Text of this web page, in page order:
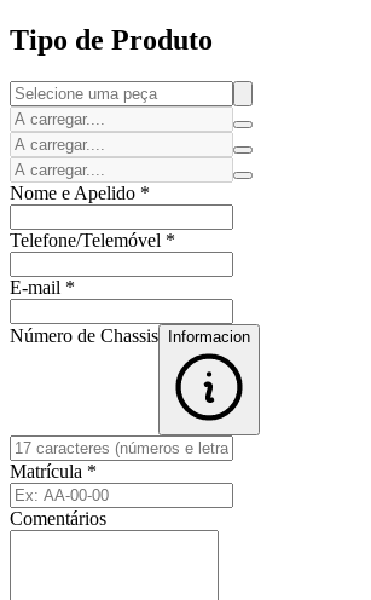
Tipo de Produto
Nome e Apelido *
Telefone/Telemóvel *
E-mail *
Número de Chassis Informacion
Matrícula *
Comentários